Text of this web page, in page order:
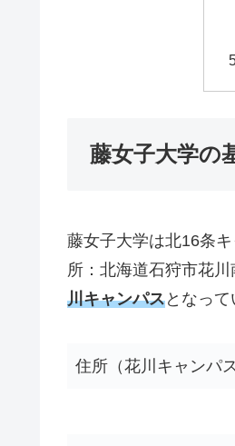
藤女子大学の
藤女子大学は北16条
所：北海道石狩市花川
川キャンパスとなって
住所（花川キャンパス